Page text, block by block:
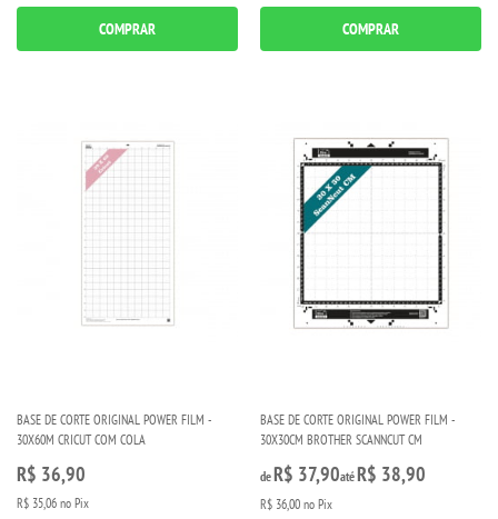
COMPRAR COMPRAR
BASE DE CORTE ORIGINAL POWER FILM -
30X60M CRICUT COM COLA
R$ 36,90
R$ 35,06 no Pix
BASE DE CORTE ORIGINAL POWER FILM -
30X30CM BROTHER SCANNCUT CM
deR$ 37,90atéR$ 38,90
R$ 36,00 no Pix